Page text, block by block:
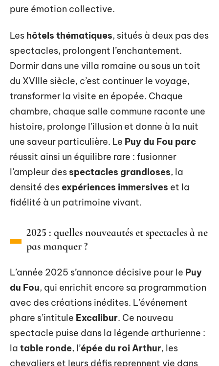
pure émotion collective.
Les hôtels thématiques, situés à deux pas des
spectacles, prolongent l’enchantement.
Dormir dans une villa romaine ou sous un toit
du XVIIIe siècle, c’est continuer le voyage,
transformer la visite en épopée. Chaque
chambre, chaque salle commune raconte une
histoire, prolonge l’illusion et donne à la nuit
une saveur particulière. Le Puy du Fou parc
réussit ainsi un équilibre rare : fusionner
l’ampleur des spectacles grandioses, la
densité des expériences immersives et la
fidélité à un patrimoine vivant.
2025 : quelles nouveautés et spectacles à ne
pas manquer ?
L’année 2025 s’annonce décisive pour le Puy
du Fou, qui enrichit encore sa programmation
avec des créations inédites. L’événement
phare s’intitule Excalibur. Ce nouveau
spectacle puise dans la légende arthurienne :
la table ronde, l’épée du roi Arthur, les
chevaliers et leurs défis reprennent vie dans